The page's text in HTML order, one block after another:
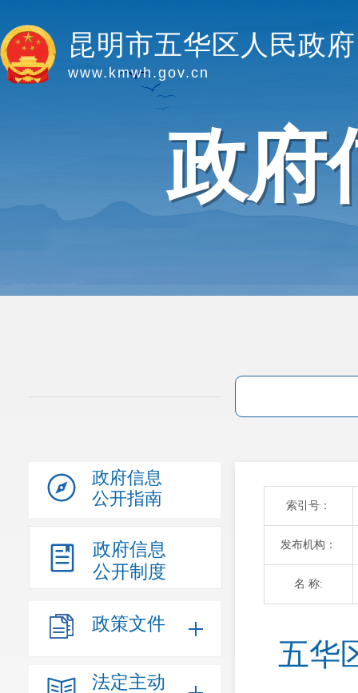
昆明市五华区人民政府
www.kmwh.gov.cn
政府
政府信息
公开指南
政府信息
公开制度
政策文件
法定主动
索引号：
发布机构：
名 称:
五华